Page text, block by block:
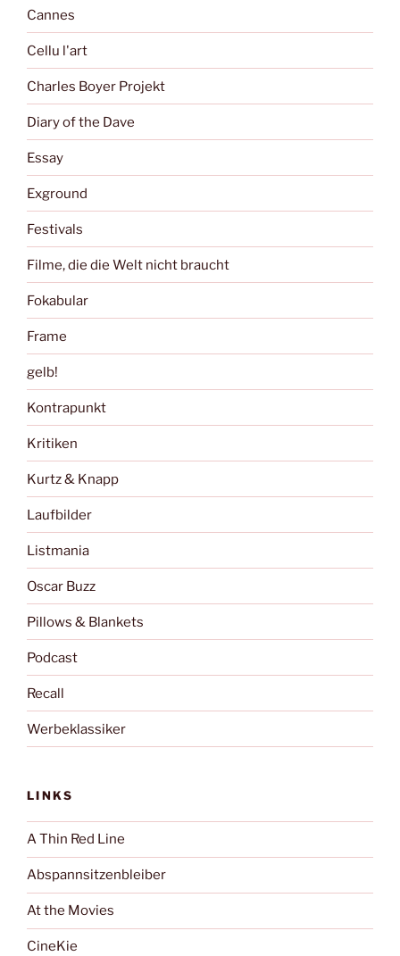
Cannes
Cellu l'art
Charles Boyer Projekt
Diary of the Dave
Essay
Exground
Festivals
Filme, die die Welt nicht braucht
Fokabular
Frame
gelb!
Kontrapunkt
Kritiken
Kurtz & Knapp
Laufbilder
Listmania
Oscar Buzz
Pillows & Blankets
Podcast
Recall
Werbeklassiker
LINKS
A Thin Red Line
Abspannsitzenbleiber
At the Movies
CineKie